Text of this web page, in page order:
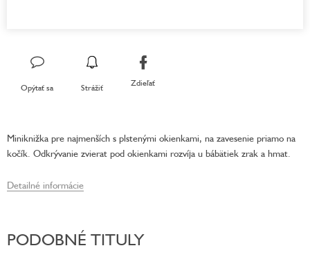
Opýtať sa Strážiť Zdieľať
Miniknižka pre najmenších s plstenými okienkami, na zavesenie priamo na
kočík. Odkrývanie zvierat pod okienkami rozvíja u bábätiek zrak a hmat.
Detailné informácie
PODOBNÉ TITULY